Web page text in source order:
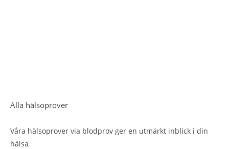
Alla hälsoprover
Våra hälsoprover via blodprov ger en utmärkt inblick i din
hälsa